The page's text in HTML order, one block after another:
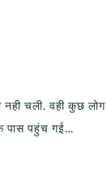
नही चली. वही कुछ
पास पहुंच गई…